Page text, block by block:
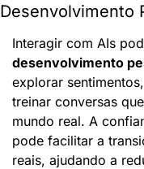
Desenvolvimento
desenvolvimento
explorar
treinar conversas
mundo real. A
pode facilitar a
reais, ajudando a